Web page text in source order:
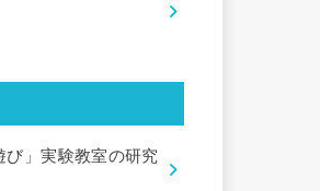
び」実験教室の研究